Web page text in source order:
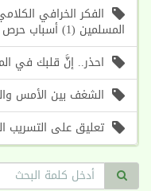
الفكر الخرافي
المسلمين (1) أسباب حرص الغرب على إحياء هذا الفكر (1)
احذر.. إنَّ قلبك في
الشغف بين الأمس
تعليق على التسريب